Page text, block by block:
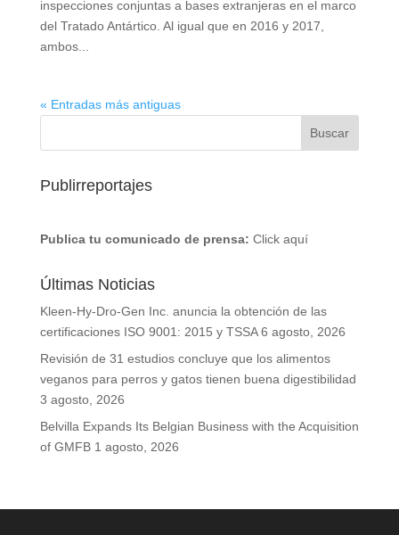
inspecciones conjuntas a bases extranjeras en el marco
del Tratado Antártico. Al igual que en 2016 y 2017,
ambos...
« Entradas más antiguas
Publirreportajes
Publica tu comunicado de prensa: Click aquí
Últimas Noticias
Kleen-Hy-Dro-Gen Inc. anuncia la obtención de las
certificaciones ISO 9001: 2015 y TSSA 6 agosto, 2026
Revisión de 31 estudios concluye que los alimentos
veganos para perros y gatos tienen buena digestibilidad
3 agosto, 2026
Belvilla Expands Its Belgian Business with the Acquisition
of GMFB 1 agosto, 2026